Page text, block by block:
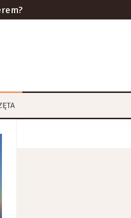
i kolei dużych prędkości
branż przemysłowych